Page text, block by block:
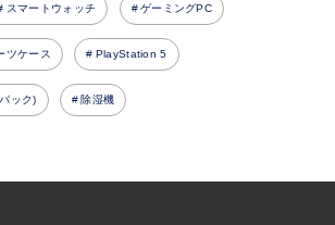
スマートウォッチ ゲーミングPC
ツケース PlayStation 5
ック) 除湿機